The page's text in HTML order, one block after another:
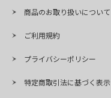
商品のお取り扱いについて
ご利用規約
プライバシーポリシー
特定商取引法に基づく表示